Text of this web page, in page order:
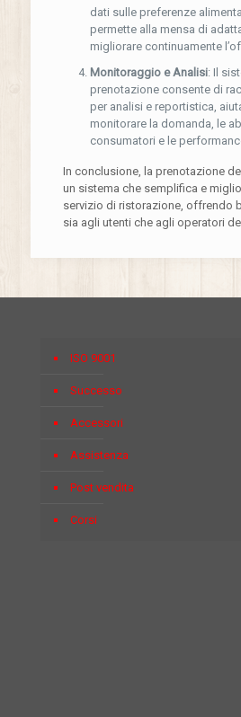
dati sulle preferenze
permette alla mensa di
migliorare continuamente
Monitoraggio e Analisi: Il
prenotazione consente di
per analisi e reportistica,
monitorare la domanda, le
consumatori e le
In conclusione, la prenotazione
un sistema che semplifica e
servizio di ristorazione, offrendo
sia agli utenti che agli operatori
ISO 9001
Successo
Accessori
Assistenza
Post vendita
Corsi